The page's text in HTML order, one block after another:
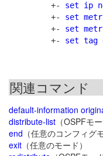
         +-
set ip
         +-
set
         +-
set
         +-
set tag
関連コマンド
default-information
distribute-list （OSPFモー
end （任意のコンフィグ
exit （任意のモード）